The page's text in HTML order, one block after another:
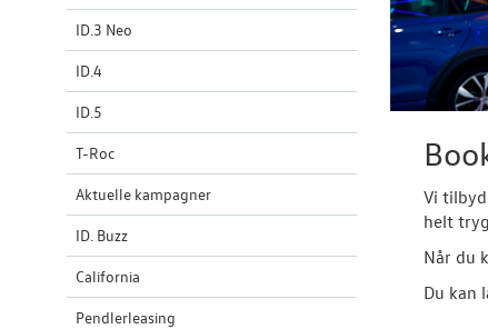
ID.3 Neo
ID.4
ID.5
T-Roc
Aktuelle kampagner
ID. Buzz
California
Pendlerleasing
Vi
helt
Når du
Du kan